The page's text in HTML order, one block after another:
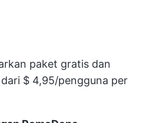
paket gratis dan
$ 4,95/pengguna per